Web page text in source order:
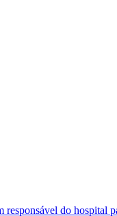
do hospital